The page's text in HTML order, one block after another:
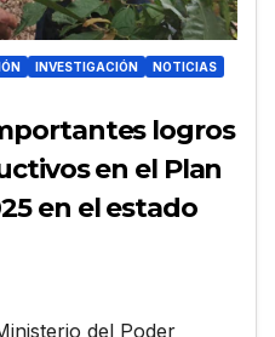
INVESTIGACIÓN
NOTICIAS
logros
en el Plan
en el estado
del Poder